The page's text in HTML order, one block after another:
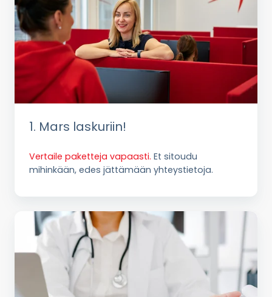
1. Mars laskuriin!
Vertaile paketteja vapaasti. Et sitoudu
mihinkään, edes jättämään yhteystietoja.